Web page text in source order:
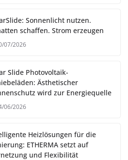
Sonnenlicht nutzen.
schaffen. Strom erzeugen
07/2026
Slide Photovoltaik-
Ästhetischer
wird zur Energiequelle
06/2026
Heizlösungen für die
ETHERMA setzt auf
und Flexibilität